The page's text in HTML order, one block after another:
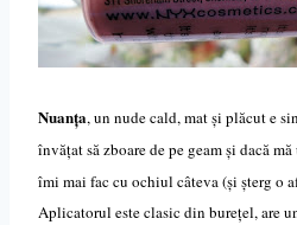
Nuanța, un nude cald, mat și plăcut e
învățat să zboare de pe geam și dacă
îmi mai fac cu ochiul câteva (și șterg o
Aplicatorul este clasic din burețel, are